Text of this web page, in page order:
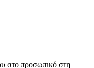
στο προσωπικό στη